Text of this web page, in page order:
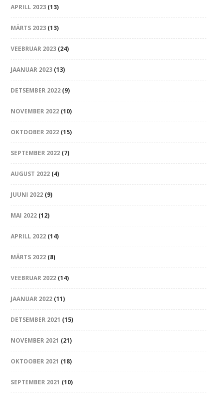
APRILL 2023 (13)
MÄRTS 2023 (13)
VEEBRUAR 2023 (24)
JAANUAR 2023 (13)
DETSEMBER 2022 (9)
NOVEMBER 2022 (10)
OKTOOBER 2022 (15)
SEPTEMBER 2022 (7)
AUGUST 2022 (4)
JUUNI 2022 (9)
MAI 2022 (12)
APRILL 2022 (14)
MÄRTS 2022 (8)
VEEBRUAR 2022 (14)
JAANUAR 2022 (11)
DETSEMBER 2021 (15)
NOVEMBER 2021 (21)
OKTOOBER 2021 (18)
SEPTEMBER 2021 (10)